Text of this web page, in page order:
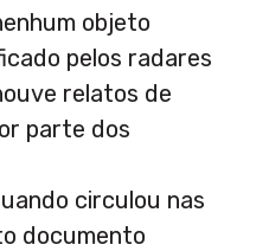
objeto
pelos radares
relatos de
parte dos
circulou nas
documento